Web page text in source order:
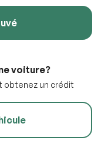
voiture?
obtenez un crédit